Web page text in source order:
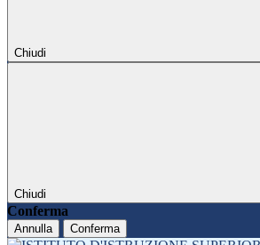
Chiudi
Chiudi
Conferma
Annulla Conferma